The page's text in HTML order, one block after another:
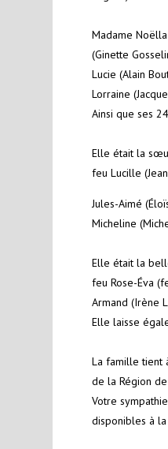
Madame
(Ginette
Lucie
Lorraine
Ainsi que ses
Elle était la
feu Lucille
Jules-Aimé
Micheline
Elle était la
feu Rose-Éva
Armand (Irène
Elle laisse
La famille tient
de la Région
Votre
disponibles à